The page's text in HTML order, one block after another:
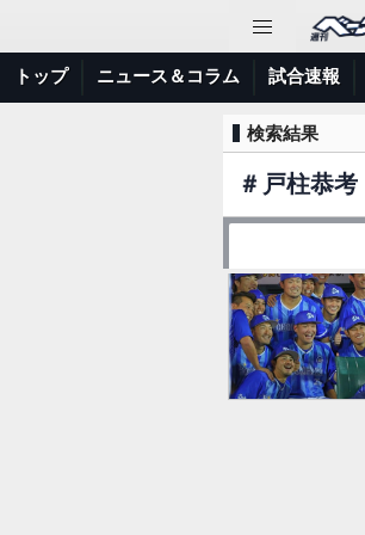
トップ ニュース＆コラム 試合速報
検索結果
＃ 戸柱恭考